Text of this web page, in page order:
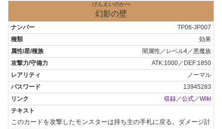
げんえいのかべ
幻影の壁
TP06-JP007
効果
闇属性／レベル4／悪魔族
ATK:1000／DEF:1850
ノーマル
13945283
収録／公式／Wiki
このカードを攻撃したモンスターは持ち主の手札に戻る。ダメージ計